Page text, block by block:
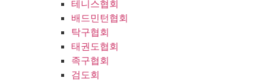
테니스협회
배드민턴협회
탁구협회
태권도협회
족구협회
검도회